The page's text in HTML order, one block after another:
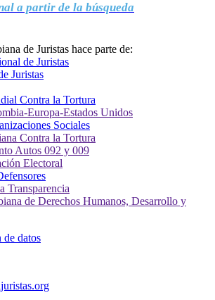
a partir de la búsqueda
de Juristas hace parte de:
de datos